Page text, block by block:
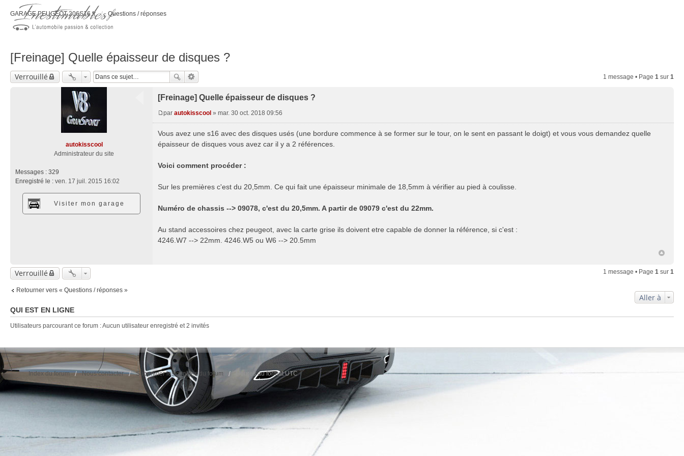
GARAGE PEUGEOT 206S16.fr Questions / réponses
[Freinage] Quelle épaisseur de disques ?
Verrouillé 1 message • Page 1 sur 1
autokisscool
Administrateur du site
Messages : 329
Enregistré le : ven. 17 juil. 2015 16:02
Visiter mon garage
[Freinage] Quelle épaisseur de disques ?
s
s
g
par autokisscool » mar. 30 oct. 2018 09:56
Vous avez une s16 avec des disques usés (une bordure commence à se former sur le tour, on le sent en passant le doigt) et vous vous demandez quelle
épaisseur de disques vous avez car il y a 2 références.
Voici comment procéder :
Sur les premières c'est du 20,5mm. Ce qui fait une épaisseur minimale de 18,5mm à vérifier au pied à coulisse.
Numéro de chassis --> 09078, c'est du 20,5mm. A partir de 09079 c'est du 22mm.
Au stand accessoires chez peugeot, avec la carte grise ils doivent etre capable de donner la référence, si c'est :
4246.W7 --> 22mm. 4246.W5 ou W6 --> 20.5mm
Verrouillé 1 message • Page 1 sur 1
Retourner vers « Questions / réponses »
Aller à
QUI EST EN LIGNE
Utilisateurs parcourant ce forum : Aucun utilisateur enregistré et 2 invités
Index du forum Nous contacter Supprimer les cookies du forum Heures au formatUTC